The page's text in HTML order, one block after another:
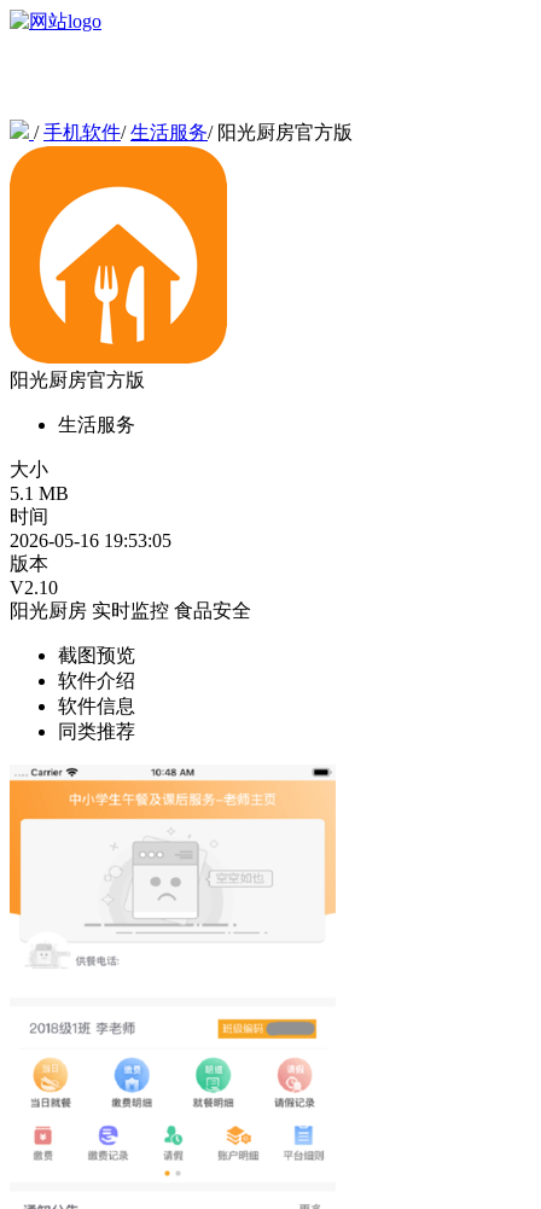
/手机软件/生活服务/ 阳光厨房官方版
阳光厨房官方版
生活服务
大小
5.1 MB
时间
2026-05-16 19:53:05
版本
V2.10
阳光厨房 实时监控 食品安全
截图预览
软件介绍
软件信息
同类推荐